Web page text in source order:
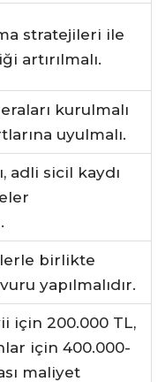
stratejileri ile
artırılmalı.
kurulmalı
uyulmalı.
adli sicil kaydı
birlikte
yapılmalıdır.
için 200.000 TL,
için 400.000-
maliyet